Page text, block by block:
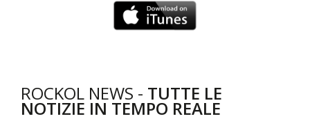
ROCKOL NEWS - TUTTE LE
NOTIZIE IN TEMPO REALE